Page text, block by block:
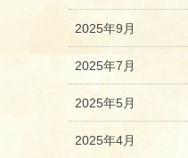
2025年9月
2025年7月
2025年5月
2025年4月